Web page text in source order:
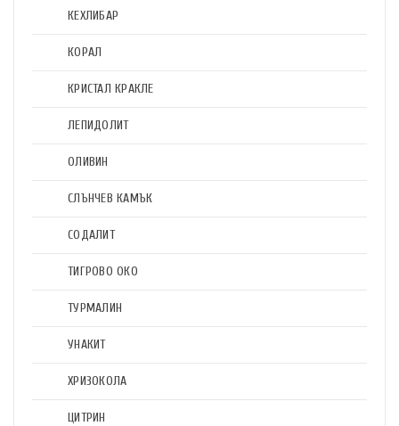
КЕХЛИБАР
КОРАЛ
КРИСТАЛ КРАКЛЕ
ЛЕПИДОЛИТ
ОЛИВИН
СЛЪНЧЕВ КАМЪК
СОДАЛИТ
ТИГРОВО ОКО
ТУРМАЛИН
УНАКИТ
ХРИЗОКОЛА
ЦИТРИН